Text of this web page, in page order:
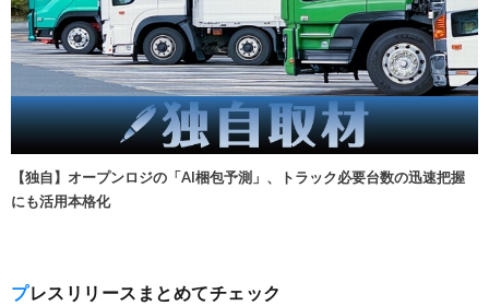
【独自】オープンロジの「AI梱包予測」、トラック必要台数の迅速把握
にも活用本格化
プレスリリースまとめてチェック